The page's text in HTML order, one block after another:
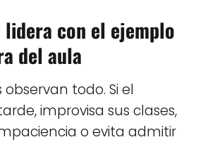
con el ejemplo
del aula
todo. Si el
improvisa sus clases,
o evita admitir